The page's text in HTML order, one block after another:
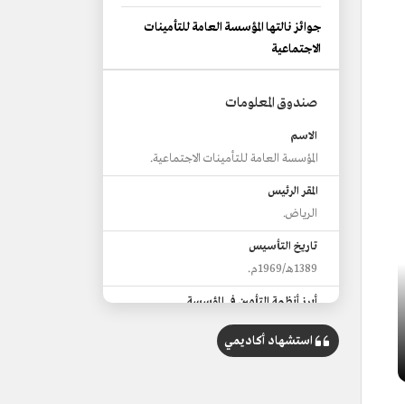
جوائز نالتها المؤسسة العامة للتأمينات
الاجتماعية
صندوق المعلومات
الاسم
المؤسسة العامة للتأمينات الاجتماعية.
المقر الرئيس
الرياض.
تاريخ التأسيس
1389هـ/1969م.
أبرز أنظمة التأمين في المؤسسة
نظام التقاعد المهني.
نظام التقاعد العسكري.
استشهاد أكاديمي